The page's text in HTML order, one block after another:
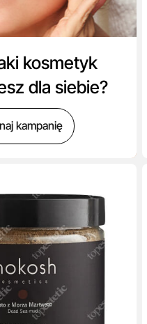
kosmetyk
dla siebie?
kampanię